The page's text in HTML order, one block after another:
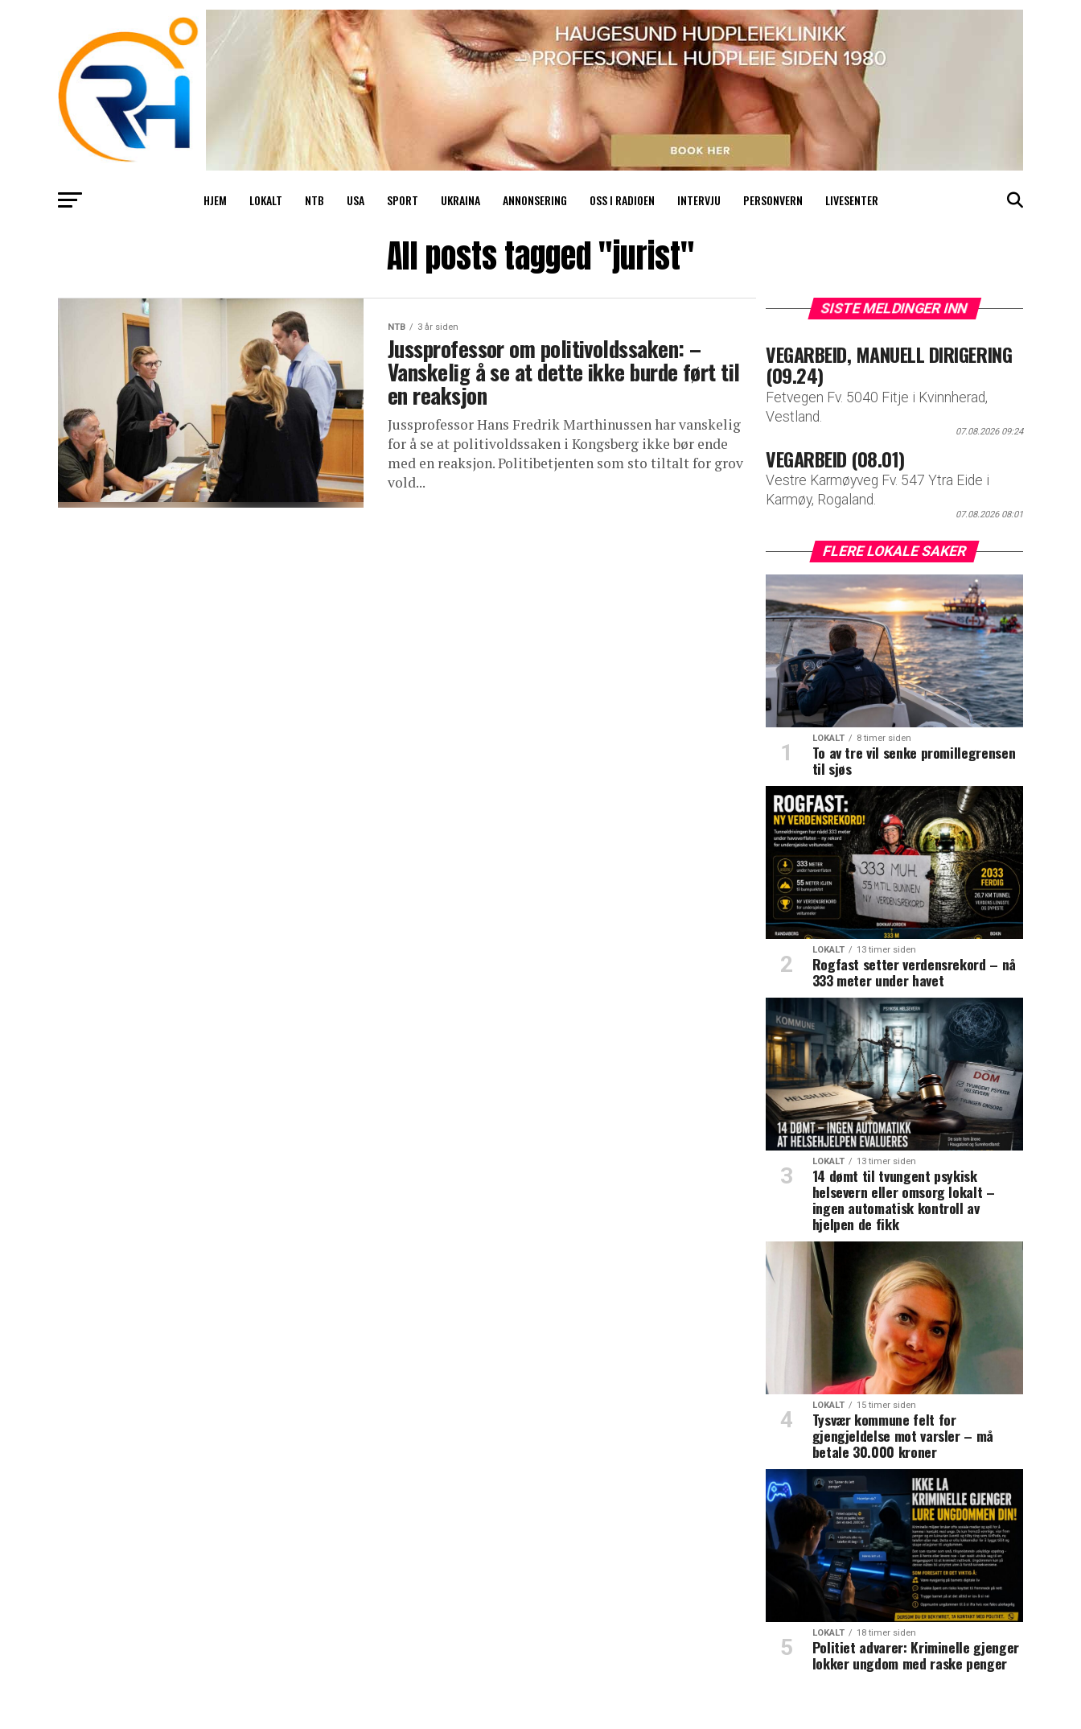
HJEM LOKALT NTB USA SPORT UKRAINA ANNONSERING OSS I RADIOEN INTERVJU PERSONVERN LIVESENTER
All posts tagged "jurist"
NTB 3 år siden
Jussprofessor om politivoldssaken: –
Vanskelig å se at dette ikke burde ført til
en reaksjon
Jussprofessor Hans Fredrik Marthinussen har vanskelig
for å se at politivoldssaken i Kongsberg ikke bør ende
med en reaksjon. Politibetjenten som sto tiltalt for grov
vold...
SISTE MELDINGER INN
VEGARBEID, MANUELL DIRIGERING
(09.24)
Fetvegen Fv. 5040 Fitje i Kvinnherad,
Vestland.
07.08.2026 09:24
VEGARBEID (08.01)
Vestre Karmøyveg Fv. 547 Ytra Eide i
Karmøy, Rogaland.
07.08.2026 08:01
FLERE LOKALE SAKER
LOKALT 8 timer siden
To av tre vil senke promillegrensen
til sjøs
LOKALT 13 timer siden
Rogfast setter verdensrekord – nå
333 meter under havet
LOKALT 13 timer siden
14 dømt til tvungent psykisk
helsevern eller omsorg lokalt –
ingen automatisk kontroll av
hjelpen de fikk
LOKALT 15 timer siden
Tysvær kommune felt for
gjengjeldelse mot varsler – må
betale 30.000 kroner
LOKALT 18 timer siden
Politiet advarer: Kriminelle gjenger
lokker ungdom med raske penger